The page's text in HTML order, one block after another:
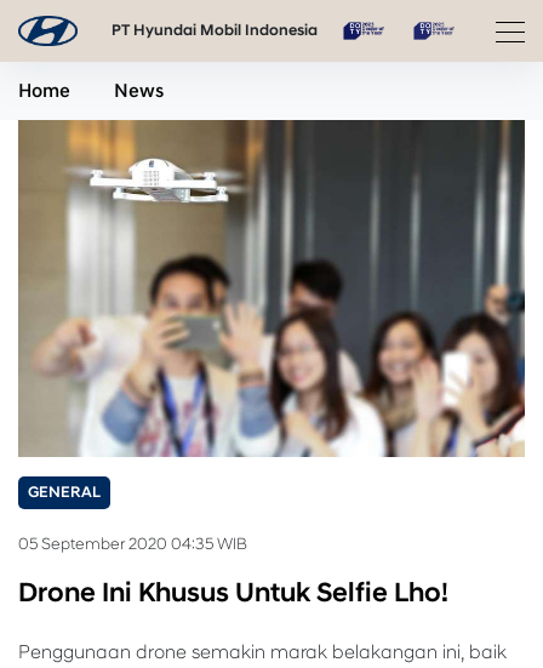
PT Hyundai Mobil Indonesia
Home News
GENERAL
05 September 2020 04:35 WIB
Drone Ini Khusus Untuk Selfie Lho!
Penggunaan drone semakin marak belakangan ini, baik